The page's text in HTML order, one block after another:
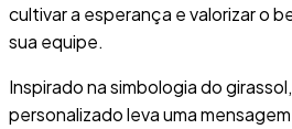
cultivar a esperança e valorizar o
sua equipe.
Inspirado na simbologia do
personalizado leva uma